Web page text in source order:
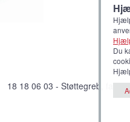
18 18 06 03 - Støttegreb,
Du